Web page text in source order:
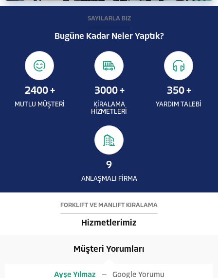
SAYILARLA BİZ
Bugüne Kadar Neler Yaptık?
2400+
MUTLU MÜŞTERİ
3000+
KİRALAMA
HİZMETLERİ
350+
YARDIM TALEBİ
9
ANLAŞMALI FİRMA
FORKLİFT VE MANLİFT KİRALAMA
Hizmetlerimiz
Müşteri Yorumları
Ayşe Yılmaz Google Yorumu